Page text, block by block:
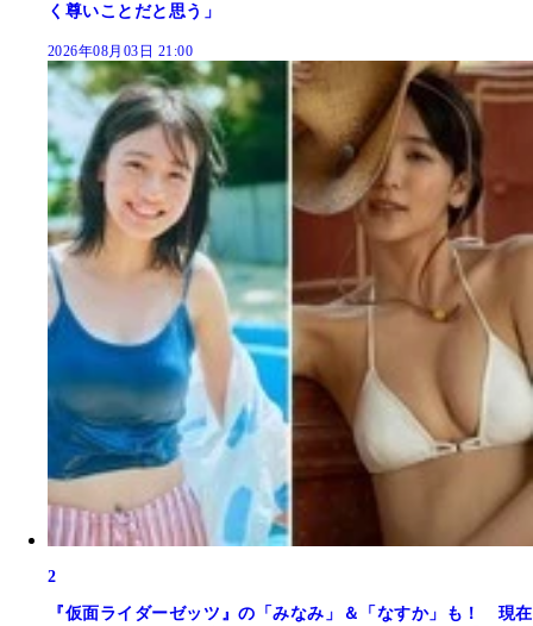
く尊いことだと思う」
2026年08月03日 21:00
2
『仮面ライダーゼッツ』の「みなみ」＆「なすか」も！ 現在